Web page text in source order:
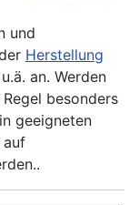
und
Herstellung
an. Werden
besonders
geeigneten
auf